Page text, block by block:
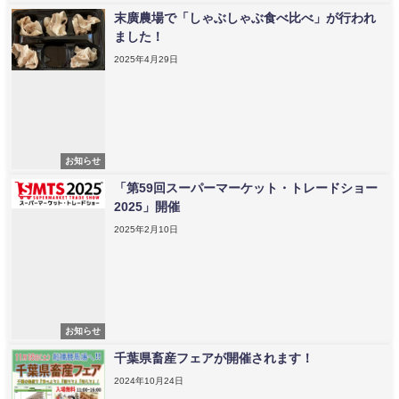
お知らせ
末廣農場で「しゃぶしゃぶ食べ比べ」が行われ
ました！
2025年4月29日
お知らせ
「第59回スーパーマーケット・トレードショー
2025」開催
2025年2月10日
千葉県畜産フェアが開催されます！
2024年10月24日